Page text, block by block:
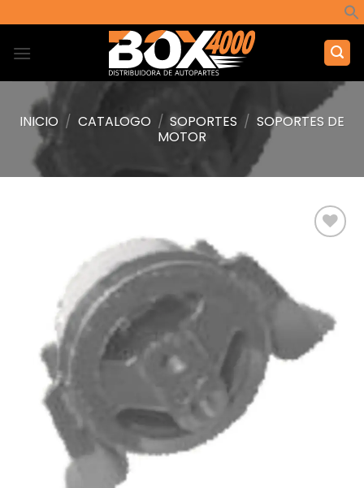
al
contenido
INICIO / CATALOGO / SOPORTES / SOPORTES DE
MOTOR